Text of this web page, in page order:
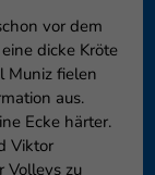
vor dem
dicke Kröte
Muniz fielen
aus.
Ecke härter.
Viktor
Volleys zu
werden
Medien akzeptiert